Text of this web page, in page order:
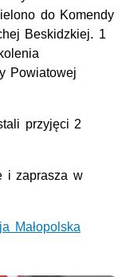
do Komendy
Beskidzkiej. 1
Powiatowej
przyjęci 2
i zaprasza w
Małopolska